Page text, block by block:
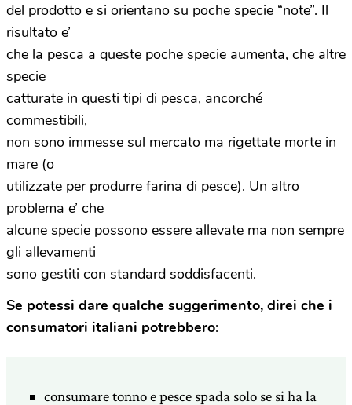
del prodotto e si orientano su poche specie “note”. Il
risultato e’
che la pesca a queste poche specie aumenta, che altre
specie
catturate in questi tipi di pesca, ancorché
commestibili,
non sono immesse sul mercato ma rigettate morte in
mare (o
utilizzate per produrre farina di pesce). Un altro
problema e’ che
alcune specie possono essere allevate ma non sempre
gli allevamenti
sono gestiti con standard soddisfacenti.
Se potessi dare qualche suggerimento, direi che i
consumatori italiani potrebbero:
consumare tonno e pesce spada solo se si ha la